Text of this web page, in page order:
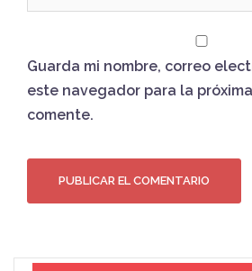
Guarda mi nombre, correo
este navegador para la
comente.